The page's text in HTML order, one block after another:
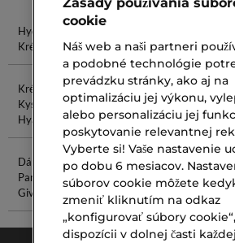
Hydratačný
Krém
Ruky
Krém Na
Krém S
Kyselinou
Hyalurónovou
Očný Krém
Phantom
Parfum
Dámsky
Parfum
Givenchy
Cool Water
cookie
Náš web a naši partneri
a podobné technológie
prevádzku stránky, ako aj na
optimalizáciu jej výkonu,
alebo personalizáciu jej
poskytovanie relevantnej
Vyberte si! Vaše nastavenie
po dobu 6 mesiacov.
súborov cookie môžete
zmeniť kliknutím na odkaz
„konfigurovať súbory
dispozícii v dolnej časti